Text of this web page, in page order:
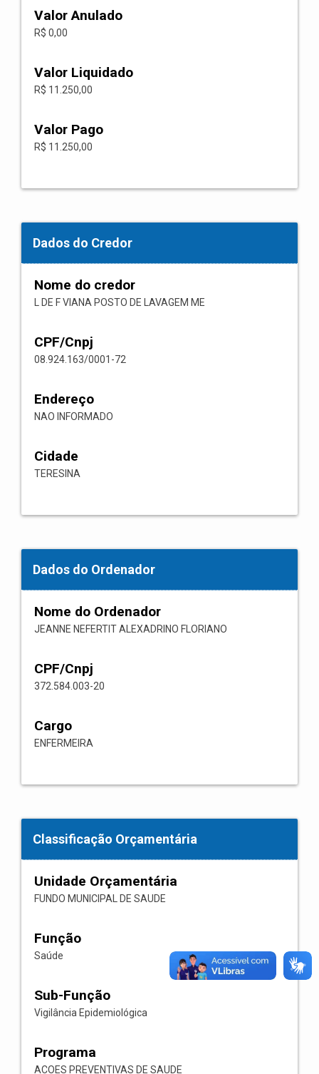
Valor Anulado
R$ 0,00
Valor Liquidado
R$ 11.250,00
Valor Pago
R$ 11.250,00
Dados do Credor
Nome do credor
L DE F VIANA POSTO DE LAVAGEM ME
CPF/Cnpj
08.924.163/0001-72
Endereço
NAO INFORMADO
Cidade
TERESINA
Dados do Ordenador
Nome do Ordenador
JEANNE NEFERTIT ALEXADRINO FLORIANO
CPF/Cnpj
372.584.003-20
Cargo
ENFERMEIRA
Classificação Orçamentária
Unidade Orçamentária
FUNDO MUNICIPAL DE SAUDE
Função
Saúde
Sub-Função
Vigilância Epidemiológica
Programa
ACOES PREVENTIVAS DE SAUDE